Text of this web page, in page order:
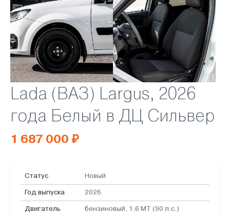
Lada (ВАЗ) Largus, 2026
года Белый в ДЦ Сильвер
1 687 000 ₽
Статус Новый
Год выпуска 2026
Двигатель бензиновый, 1.6 MT (90 л.с.)